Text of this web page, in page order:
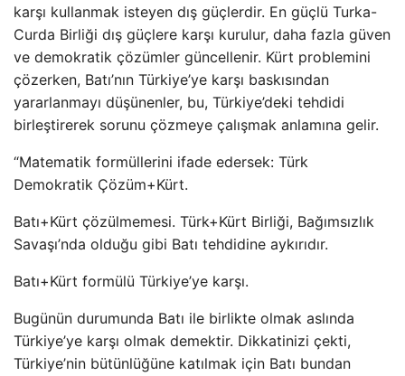
karşı kullanmak isteyen dış güçlerdir. En güçlü Turka-
Curda Birliği dış güçlere karşı kurulur, daha fazla güven
ve demokratik çözümler güncellenir. Kürt problemini
çözerken, Batı’nın Türkiye’ye karşı baskısından
yararlanmayı düşünenler, bu, Türkiye’deki tehdidi
birleştirerek sorunu çözmeye çalışmak anlamına gelir.
“Matematik formüllerini ifade edersek: Türk
Demokratik Çözüm+Kürt.
Batı+Kürt çözülmemesi. Türk+Kürt Birliği, Bağımsızlık
Savaşı’nda olduğu gibi Batı tehdidine aykırıdır.
Batı+Kürt formülü Türkiye’ye karşı.
Bugünün durumunda Batı ile birlikte olmak aslında
Türkiye’ye karşı olmak demektir. Dikkatinizi çekti,
Türkiye’nin bütünlüğüne katılmak için Batı bundan